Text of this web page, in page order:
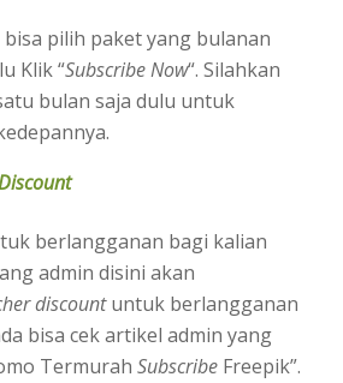
pilih paket yang bulanan
Klik “Subscribe Now“. Silahkan
bulan saja dulu untuk
berlangganan bagi kalian
admin disini akan
discountuntuk berlangganan
bisa cek artikel admin yang
Termurah SubscribeFreepik”.